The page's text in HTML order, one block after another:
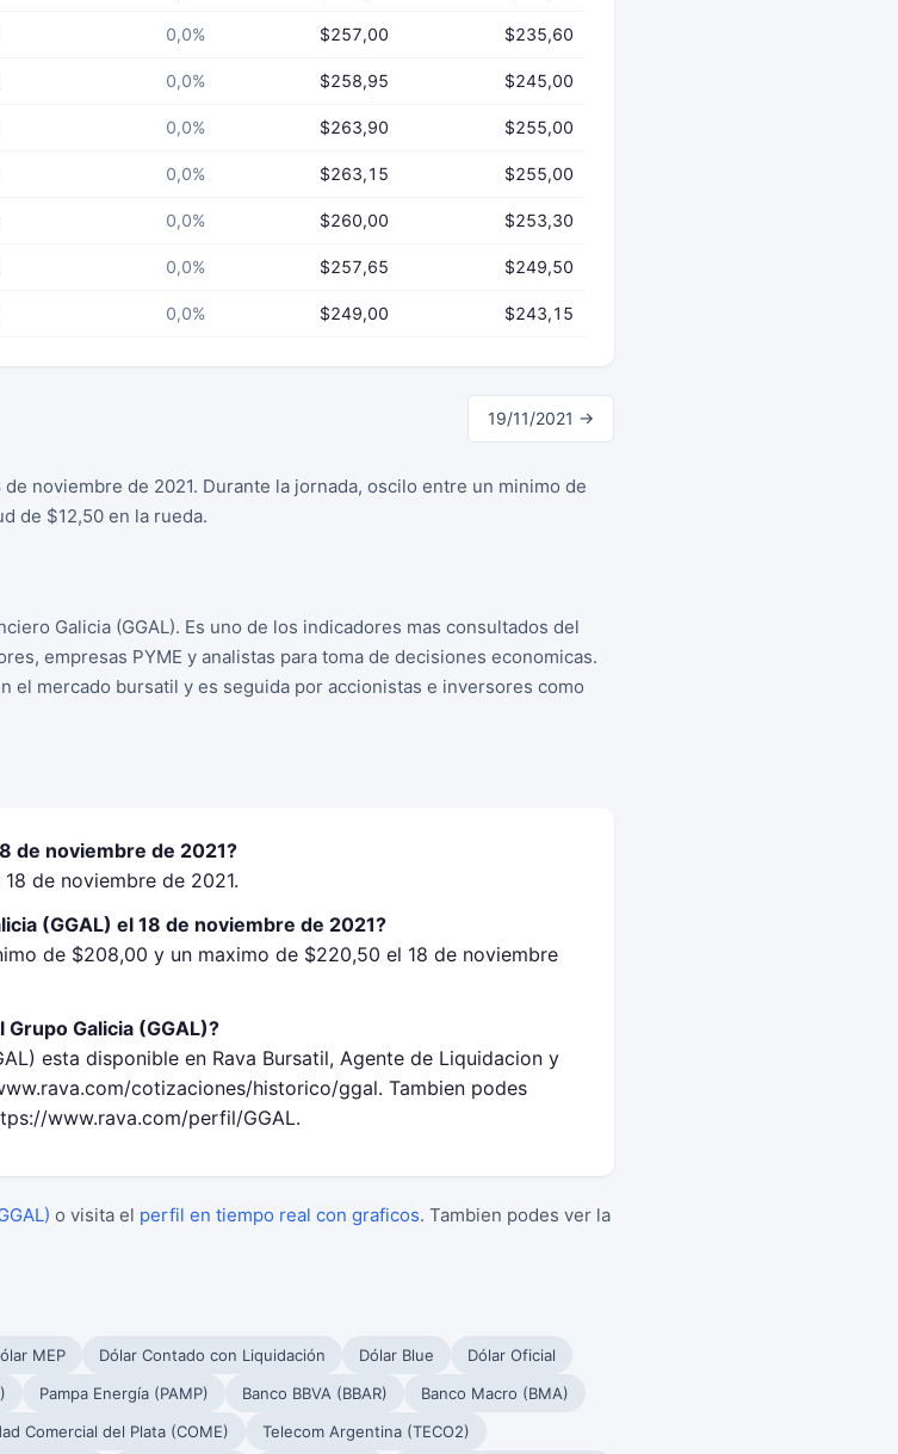
0,0% $257,00 $235,60
0,0% $258,95 $245,00
0,0% $263,90 $255,00
0,0% $263,15 $255,00
0,0% $260,00 $253,30
0,0% $257,65 $249,50
0,0% $249,00 $243,15
19/11/2021 →
de noviembre de 2021. Durante la jornada, oscilo entre un minimo de
de $12,50 en la rueda.
Galicia (GGAL). Es uno de los indicadores mas consultados del
empresas PYME y analistas para toma de decisiones economicas.
el mercado bursatil y es seguida por accionistas e inversores como
de noviembre de 2021?
de noviembre de 2021.
(GGAL) el 18 de noviembre de 2021?
de $208,00 y un maximo de $220,50 el 18 de noviembre
Galicia (GGAL)?
esta disponible en Rava Bursatil, Agente de Liquidacion y
cotizaciones/historico/ggal. Tambien podes
www.rava.com/perfil/GGAL.
o visita el perfil en tiempo real con graficos. Tambien podes ver la
MEP Dólar Contado con Liquidación Dólar Blue
Dólar Oficial
Pampa Energía (PAMP) Banco BBVA (BBAR)
Banco Macro (BMA)
Comercial del Plata (COME) Telecom Argentina (TECO2)